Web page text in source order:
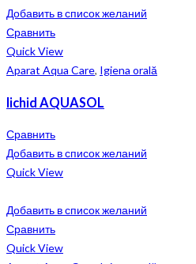
Добавить в список желаний
Сравнить
Quick View
Aparat Aqua Care, Igiena orală
lichid AQUASOL
Сравнить
Добавить в список желаний
Quick View
Добавить в список желаний
Сравнить
Quick View